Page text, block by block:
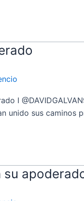
I
unido sus caminos